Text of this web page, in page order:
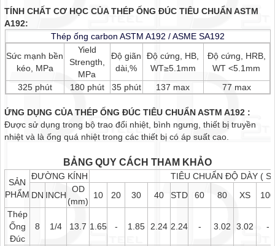
TÍNH CHẤT CƠ HỌC CỦA THÉP ỐNG ĐÚC TIÊU CHUẨN ASTM
A192:
Thép ống carbon ASTM A192 / ASME SA192
Sức mạnh bền
kéo, MPa
Yield
Strength,
MPa
Độ giãn
dài,%
Độ cứng, HB,
WT≥5.1mm
Độ cứng, HRB,
WT <5.1mm
325 phút
180 phút 35 phút 137 max 77 max
ỨNG DỤNG CỦA THÉP ỐNG ĐÚC TIÊU CHUẨN ASTM A192 :
Được sử dụng trong bộ trao đổi nhiệt, bình ngưng, thiết bị truyền
nhiệt và là ống quá nhiệt trong các thiết bị có áp suất cao.
BẢNG QUY CÁCH THAM KHẢO
SẢN
PHẨM
ĐƯỜNG KÍNH
TIÊU CHUẨN ĐỘ DÀY (
DN INCH
OD
(mm)
10 20 30 40 STD 60 80 XS
100
Thép
Ống
Đúc
8 1/4 13.7 1.65 - 1.85 2.24 2.24 - 3.02 3.02 -